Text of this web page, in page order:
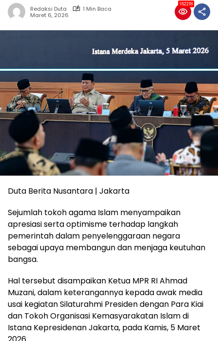
Redaksi Duta
1 Min Baca
Maret 6, 2026
162218
Duta Berita Nusantara | Jakarta
Sejumlah tokoh agama Islam menyampaikan
apresiasi serta optimisme terhadap langkah
pemerintah dalam penyelenggaraan negara
sebagai upaya membangun dan menjaga keutuhan
bangsa.
Hal tersebut disampaikan Ketua MPR RI Ahmad
Muzani, dalam keterangannya kepada awak media
usai kegiatan Silaturahmi Presiden dengan Para Kiai
dan Tokoh Organisasi Kemasyarakatan Islam di
Istana Kepresidenan Jakarta, pada Kamis, 5 Maret